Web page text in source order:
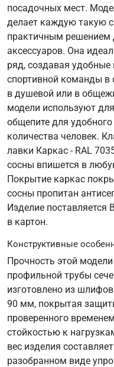
посадочных мест.
делает каждую такую
практичным решением
аксессуаров. Она
ряд, создавая
спортивной команды в
в душевой или в
модели используют
общепите для
количества человек.
лавки Каркас - RAL
сосны впишется в
Покрытие каркас
сосны пропитан
Изделие поставляется
в картон.
Конструктивные
Прочность этой
профильной трубы
изготовлено из
90 мм, покрытая
проверенного
стойкостью к
вес изделия
разобранном виде